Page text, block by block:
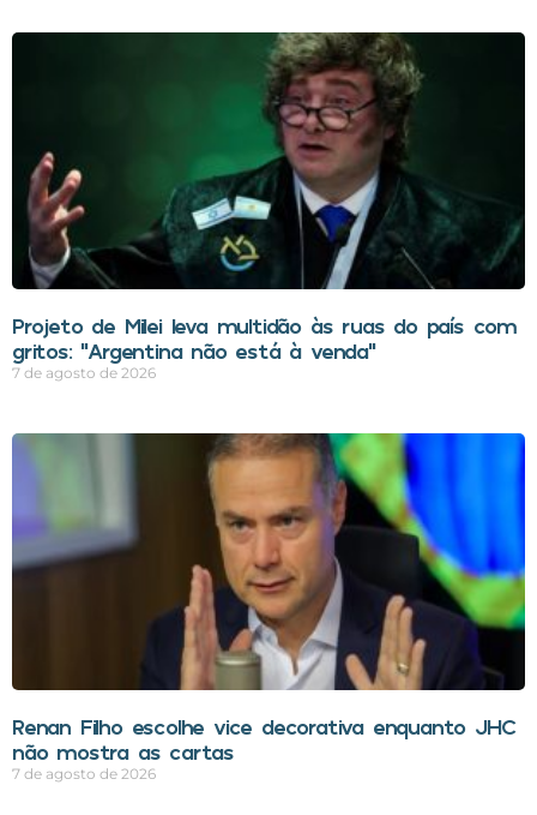
Projeto de Milei leva multidão às ruas do país com
gritos: “Argentina não está à venda”
7 de agosto de 2026
Renan Filho escolhe vice decorativa enquanto JHC
não mostra as cartas
7 de agosto de 2026